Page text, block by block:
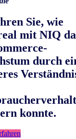
Sie, wie
mit NIQ
durch
konnte.